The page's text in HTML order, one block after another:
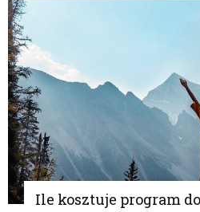
Ile kosztuje program